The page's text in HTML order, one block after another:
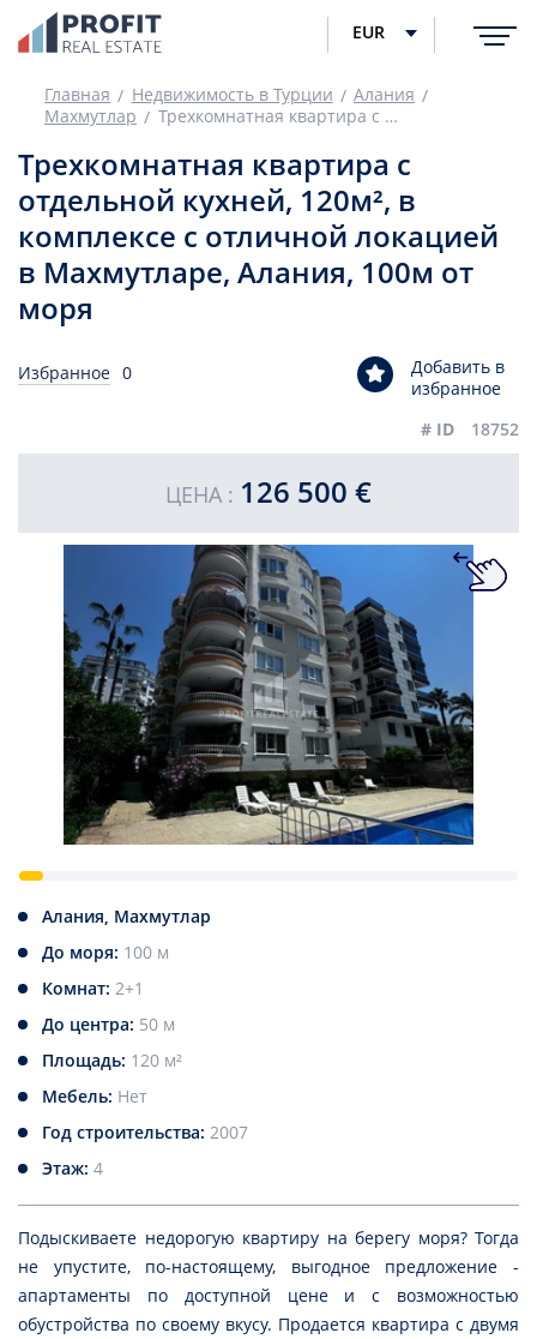
EUR
Главная Недвижимость в Турции
Алания
Махмутлар
Трехкомнатная квартира с отдельной кухней, 120м², в комплексе с отличной локацией в Махмутларе, Алания, 100м от моря
Трехкомнатная квартира с
отдельной кухней, 120м², в
комплексе с отличной локацией
в Махмутларе, Алания, 100м от
моря
Избранное 0
Добавить в
избранное
# ID
18752
ЦЕНА : 126 500 €
Алания, Махмутлар
До моря: 100 м
Комнат: 2+1
До центра: 50 м
Площадь: 120 м²
Мебель: Нет
Год строительства: 2007
Этаж: 4
Подыскиваете недорогую квартиру на берегу моря? Тогда
не упустите, по-настоящему, выгодное предложение -
апартаменты по доступной цене и с возможностью
обустройства по своему вкусу. Продается квартира с двумя